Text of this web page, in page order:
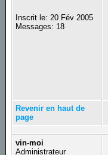
Inscrit le: 20 Fév 2005
Messages: 18
Revenir en haut de
page
vin-moi
Administrateur